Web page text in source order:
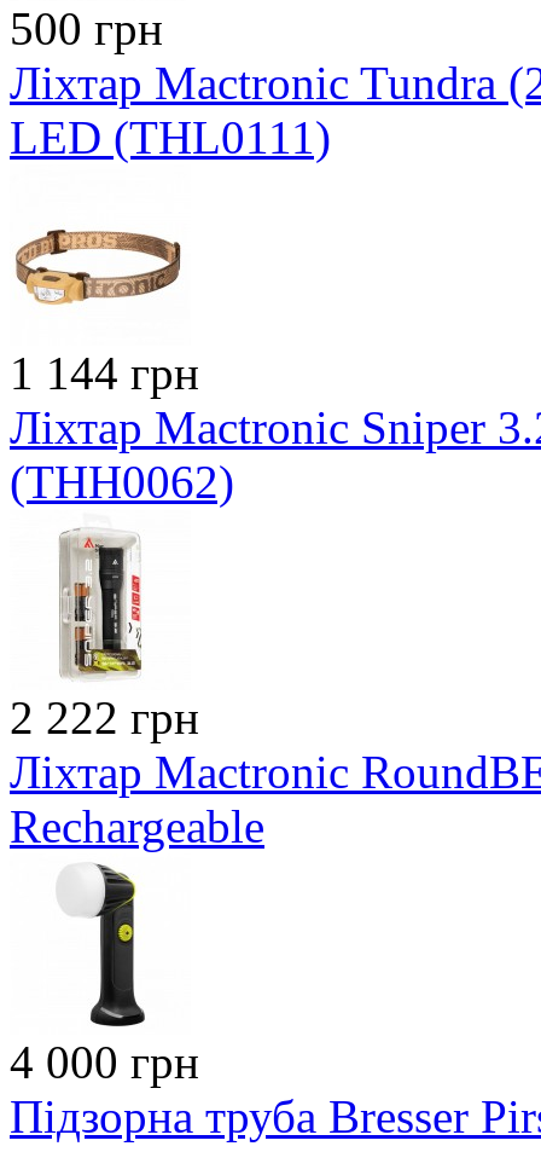
500 грн
Ліхтар Mactronic Tundra
LED (THL0111)
1 144 грн
Ліхтар Mactronic Sniper
(THH0062)
2 222 грн
Ліхтар Mactronic
Rechargeable
4 000 грн
Підзорна труба Bresser